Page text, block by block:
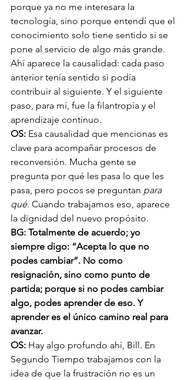
porque ya no me interesara la
tecnología, sino porque entendí que el
conocimiento solo tiene sentido si se
pone al servicio de algo más grande.
Ahí aparece la causalidad: cada paso
anterior tenía sentido si podía
contribuir al siguiente. Y el siguiente
paso, para mí, fue la filantropía y el
aprendizaje continuo.
OS: Esa causalidad que mencionas es
clave para acompañar procesos de
reconversión. Mucha gente se
pregunta por qué les pasa lo que les
pasa, pero pocos se preguntan para
qué. Cuando trabajamos eso, aparece
la dignidad del nuevo propósito.
BG: Totalmente de acuerdo; yo
siempre digo: “Acepta lo que no
podes cambiar”. No como
resignación, sino como punto de
partida; porque si no podes cambiar
algo, podes aprender de eso. Y
aprender es el único camino real para
avanzar.
OS: Hay algo profundo ahí, Bill. En
Segundo Tiempo trabajamos con la
idea de que la frustración no es un